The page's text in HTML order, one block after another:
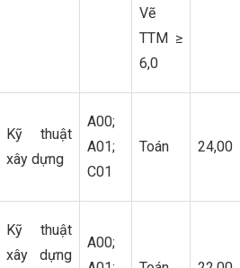
Vẽ
TTM ≥
6,0
Kỹ thuật
xây dựng
A00;
A01;
C01
Toán 24,00
Kỹ thuật
xây dựng
A00;